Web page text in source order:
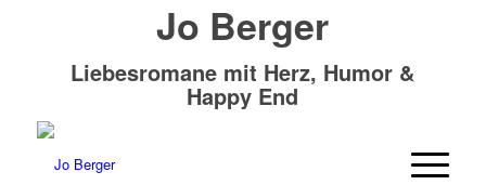
Jo Berger
Liebesromane mit Herz, Humor &
Happy End